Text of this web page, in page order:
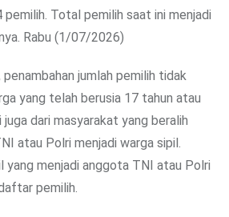
Total pemilih saat ini menjadi
Rabu (1/07/2026)
jumlah pemilih tidak
yang telah berusia 17 tahun atau
dari masyarakat yang beralih
atau Polri menjadi warga sipil.
yang menjadi anggota TNI atau Polri
pemilih.